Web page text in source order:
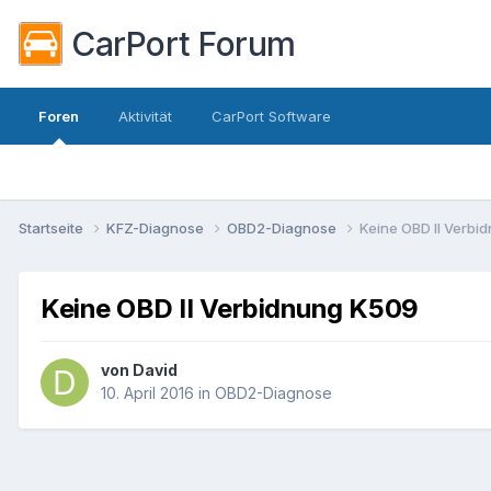
CarPort Forum
Foren Aktivität CarPort Software
Startseite KFZ-Diagnose OBD2-Diagnose Keine OBD II
Keine OBD II Verbidnung K509
von David
10. April 2016 in OBD2-Diagnose